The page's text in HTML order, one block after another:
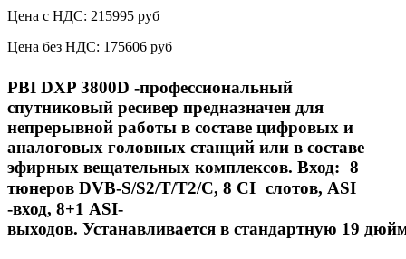
Цена с НДС: 215995 руб
Цена без НДС: 175606 руб
PBI DXP 3800D -профессиональный
спутниковый ресивер предназначен для
непрерывной работы в составе цифровых и
аналоговых головных станций или в составе
эфирных вещательных комплексов. Вход: 8
тюнеров DVB-S/S2/T/T2/C, 8 CI слотов, ASI
-вход, 8+1 ASI-
выходов. Устанавливается в стандартную 19